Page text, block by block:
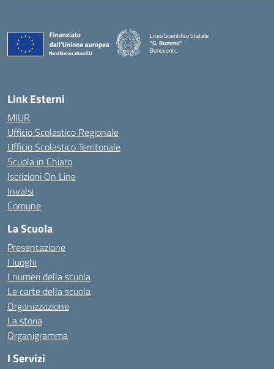
Liceo Scientifico Statale
"G. Rummo"
Benevento
Link Esterni
MIUR
Ufficio Scolastico Regionale
Ufficio Scolastico Territoriale
Scuola in Chiaro
Iscrizioni On Line
Invalsi
Comune
La Scuola
Presentazione
I luoghi
I numeri della scuola
Le carte della scuola
Organizzazione
La storia
Organigramma
I Servizi